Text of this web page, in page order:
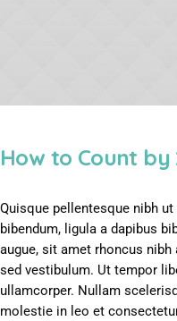
How to Count by
Quisque pellentesque nibh
bibendum, ligula a dapibus
augue, sit amet rhoncus
sed vestibulum. Ut tempor
ullamcorper. Nullam
molestie in leo et